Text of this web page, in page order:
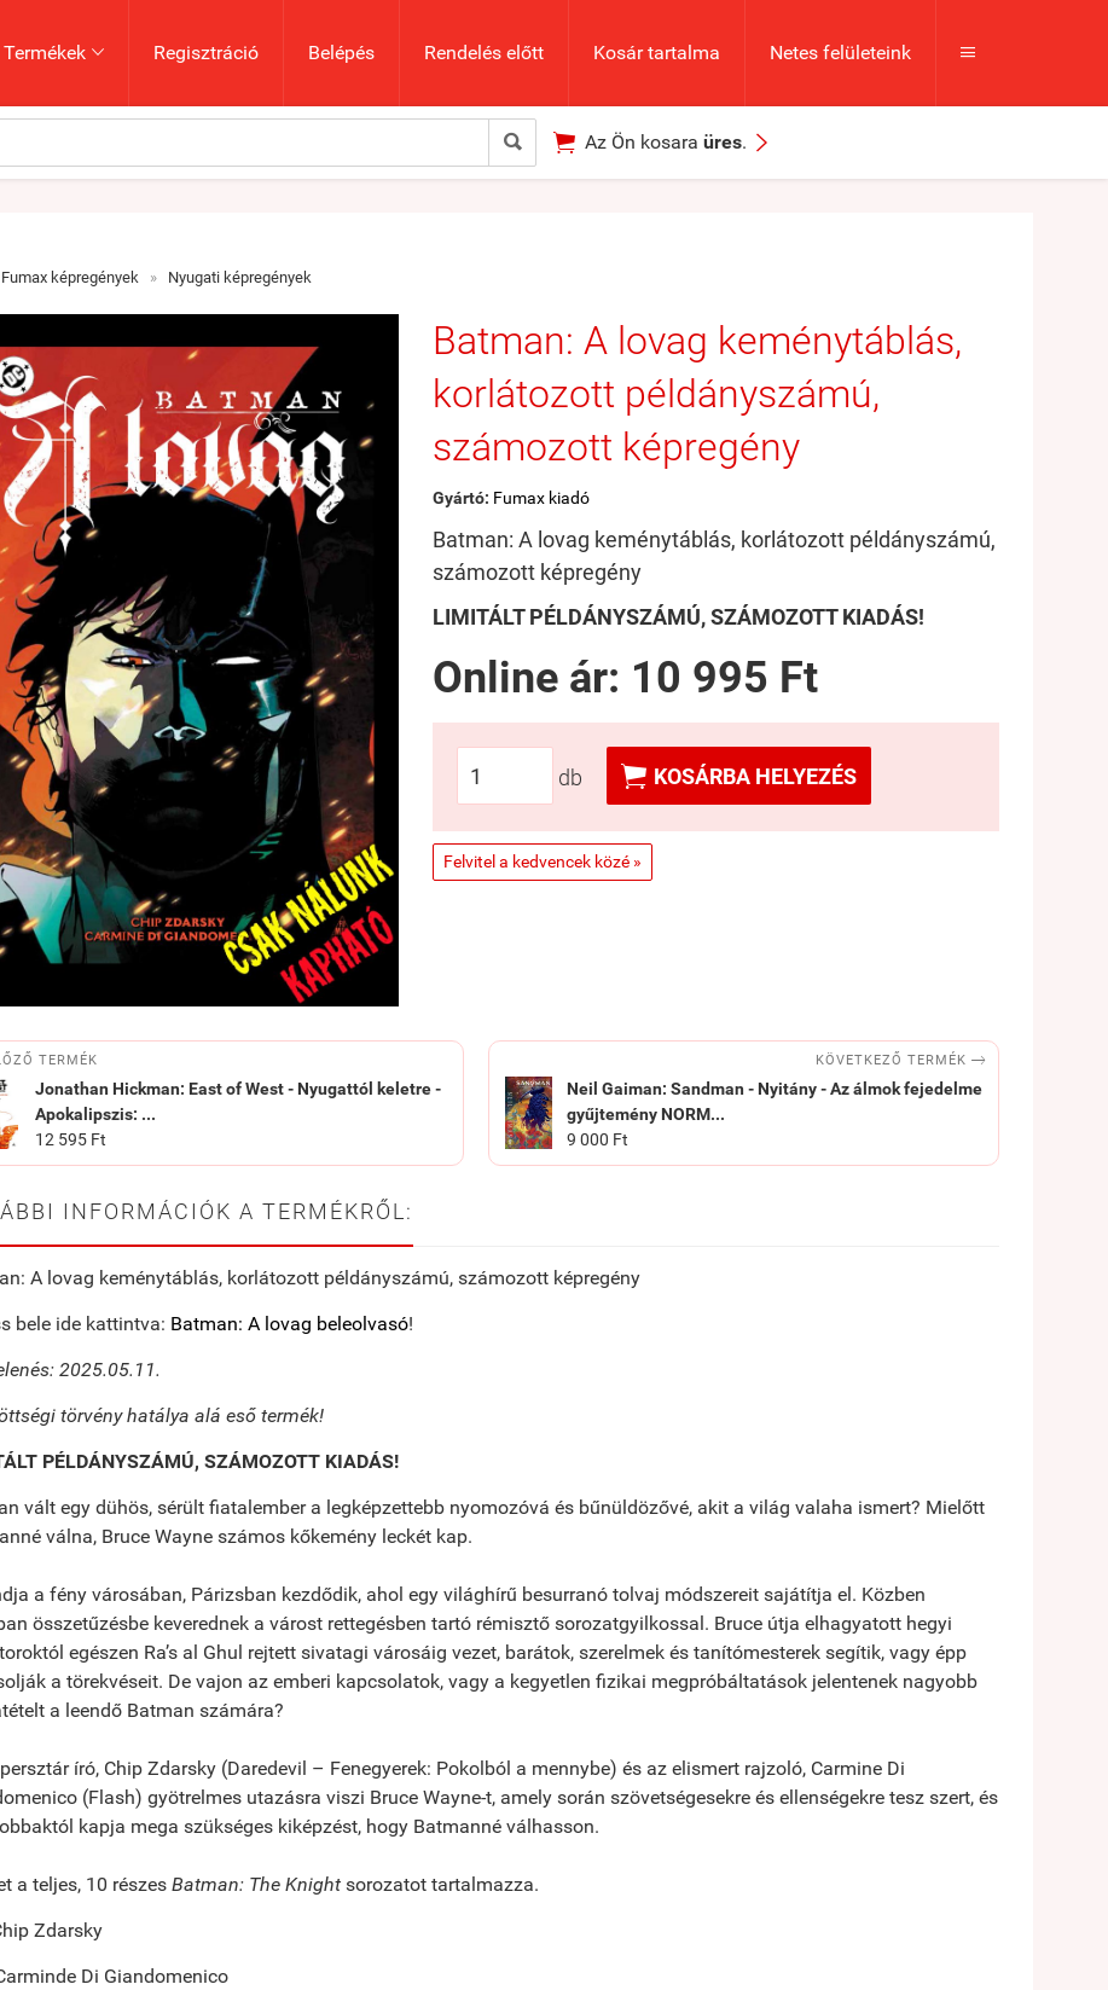
Termékek  Regisztráció Belépés Rendelés előtt Kosár tartalma Netes felületeink 
  Az Ön kosara üres. 
Fumax képregények » Nyugati képregények
Batman: A lovag keménytáblás,
korlátozott példányszámú,
számozott képregény
Gyártó: Fumax kiadó
Batman: A lovag keménytáblás, korlátozott példányszámú,
számozott képregény
LIMITÁLT PÉLDÁNYSZÁMÚ, SZÁMOZOTT KIADÁS!
Online ár: 10 995 Ft
db  KOSÁRBA HELYEZÉS
Felvitel a kedvencek közé »
TERMÉK
Jonathan Hickman: East of West - Nyugattól keletre -
Apokalipszis: ...
12 595 Ft
KÖVETKEZŐ TERMÉK 
Neil Gaiman: Sandman - Nyitány - Az álmok fejedelme
gyűjtemény NORM...
9 000 Ft
INFORMÁCIÓK A TERMÉKRŐL:
A lovag keménytáblás, korlátozott példányszámú, számozott képregény
bele ide kattintva: Batman: A lovag beleolvasó!
2025.05.11.
törvény hatálya alá eső termék!
PÉLDÁNYSZÁMÚ, SZÁMOZOTT KIADÁS!
vált egy dühös, sérült fiatalember a legképzettebb nyomozóvá és bűnüldözővé, akit a világ valaha ismert? Mielőtt
válna, Bruce Wayne számos kőkemény leckét kap.
a fény városában, Párizsban kezdődik, ahol egy világhírű besurranó tolvaj módszereit sajátítja el. Közben
összetűzésbe keverednek a várost rettegésben tartó rémisztő sorozatgyilkossal. Bruce útja elhagyatott hegyi
egészen Ra’s al Ghul rejtett sivatagi városáig vezet, barátok, szerelmek és tanítómesterek segítik, vagy épp
a törekvéseit. De vajon az emberi kapcsolatok, vagy a kegyetlen fizikai megpróbáltatások jelentenek nagyobb
a leendő Batman számára?
író, Chip Zdarsky (Daredevil – Fenegyerek: Pokolból a mennybe) és az elismert rajzoló, Carmine Di
(Flash) gyötrelmes utazásra viszi Bruce Wayne-t, amely során szövetségesekre és ellenségekre tesz szert, és
kapja mega szükséges kiképzést, hogy Batmanné válhasson.
a teljes, 10 részes Batman: The Knight sorozatot tartalmazza.
Zdarsky
Di Giandomenico